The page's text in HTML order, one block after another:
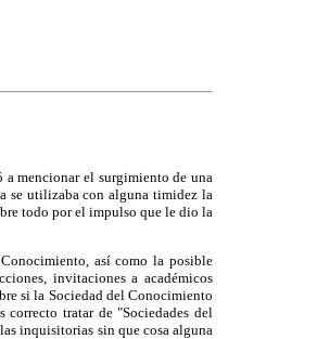
a mencionar el surgimiento de una
se utilizaba con alguna timidez la
todo por el impulso que le dio la
así como la posible
invitaciones a académicos
si la Sociedad del Conocimiento
correcto tratar de "Sociedades del
inquisitorias sin que cosa alguna